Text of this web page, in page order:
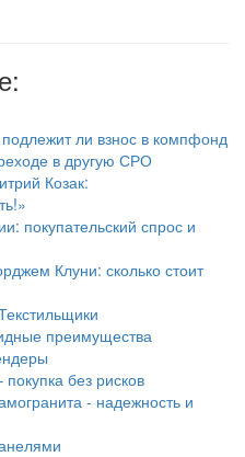
ли взнос в компфонд
в другую СРО
Козак:
покупательский спрос и
Клуни: сколько стоит
преимущества
без рисков
- надежность и